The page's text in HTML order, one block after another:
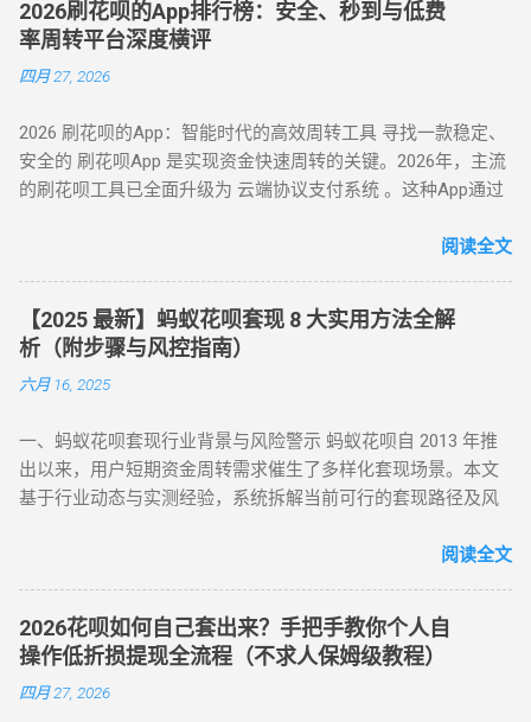
现” 最便捷的答案。 二、普通风控账户：线上商城虚拟交易，
绕过限额限制 若花呗账户因使用异常触发普通风控（单笔限额
500-1000 元），可通过线上商城的虚拟交易模式实现套现。 具
风控账户兼容性较高的平台。 创建虚拟订单 ：选购电子卡券、
话费充值等虚拟商品，使用花呗支付。 模拟物流确认 ：商家提
供虚假物流信息后，用户在订单页面点击 “确认收货”。 快速回
法通过模拟真实购物场景，有效规避单笔限额，是 “花呗套现教
程” 中针对普通风控的核心策略。 三、深度风控账户：代付模
式破解，20-100 元也能全额套现 针对仅能支付 20-100 元或完
全无法交易的深度风控账户，代付模式成为终极解决方案。 操
（如小米商城、淘宝天猫），生成代付二维码。 扫码代付 ：用
户使用支付宝扫描代付码，选择花呗完成支付。 资金流转 ：商
家确认收款后，扣除手续费将资金转入用户账户。此方法突破
所有风控限制，即使花呗被深度风控也能实现套现，是...
属于非法资金转移行为，涉及虚构交易、虚假退款等操作，可
能触犯《反洗钱法》及金融监管条例。 账户安全 ：第三方套现
平台常伴随信息泄露、诈骗风险，导致用户资金损失或账户被
结、芝麻分下降，甚至影响个人征信记录。 据 2024 年央行数
据显示，因套现被关闭花呗功能的用户同比增长 37%，部分用
户更因违规操作被列入金融机构黑名单。 二、2025 年花呗取现
付宝于近期升级「备用金」功能，实现花呗额度直接取现至银
行卡。具体操作步骤如下： 入口激活 ：打开支付宝 APP → 点
击「我的」→ 进入「花呗」页面，找到「备用金」开通入口。
额度确认 ：备用金额度与花呗可用额度实时同步（部分用户享
额外专享额度），支持最低 1 元起取。 验证流程 ：按提示完成
刷脸认证，确认利率及还款规则。 资金划转 ：输入取现金额
到账。 关键提示 ： 取现后花呗额度同步扣减，还款与花呗账
单合并，支持随时提前结清且无手续费。 备用金年化利率 7.2%
起，低于多数套现平台的高额手续费（通常达 10%-15%）。
部分用户尝试通过正规手段套现。 以下为常见套现方式： 套现
方式 操作流程 等级 到账时间 虚假交易 通过淘宝店铺刷单后退
款 ★★★★★ 5-30分钟左右 第三方平台 使用「黎明花呗」等
工具转账 ★★★★☆ 5分钟左右 线下扫码套现 扫描商家二维码
直接通过银行渠道取现，手续费约 1%-3%，日息 0.05%。 借呗
2026刷花呗的App排行榜：安全、秒到与低费
率周转平台深度横评
四月 27, 2026
2026 刷花呗的App：智能时代的高效周转工具 寻找一款稳定、
安全的 刷花呗App 是实现资金快速周转的关键。2026年，主流
的刷花呗工具已全面升级为 云端协议支付系统 。这种App通过
呗额度通过模拟购物流程转化为可提现余额。目前主流App的综
款 多通道备份 隐私加密 在移动支付高度发达的今天，刷花呗
已不再需要传统的线下寻找商家。只需通过手机下载特定的周
转 App 或关注 H5 平台，即可实现“足不出户，额度变现”。
一、 2026 年主流刷花呗 App 模式对比 App 类型 技术核心 到账
⭐⭐⭐⭐ 电商代购助手 真实物流单号生成 T+1 隔天 ⭐⭐⭐⭐⭐ 虚
拟卡回购平台 话费/卡券回收 1-2 小时 ⭐⭐⭐ 二、 如何正确使用
App 刷取花呗？ 为了保障资金安全与账户健康，使用此类 App
阅读全文
【2025 最新】蚂蚁花呗套现 8 大实用方法全解
析（附步骤与风控指南）
六月 16, 2025
一、蚂蚁花呗套现行业背景与风险警示 蚂蚁花呗自 2013 年推
出以来，用户短期资金周转需求催生了多样化套现场景。本文
基于行业动态与实测经验，系统拆解当前可行的套现路径及风
行为存在账户限制风险，需谨慎评估 ）。 二、2025 年花呗套
型 —— 小额应急首选 方法 1：可信商家扫码套现 操作流程 ：
通过资质认证平台获取实名商家收款码（需查验营业执照）；
花呗支付后，商家扣除 8%-15% 手续费实时返现至支付宝 / 微
信。 优势 ：10 分钟极速到账，操作极简 劣势 ：手续费偏高，
阅读全文
2026花呗如何自己套出来？手把手教你个人自
操作低折损提现全流程（不求人保姆级教程）
四月 27, 2026